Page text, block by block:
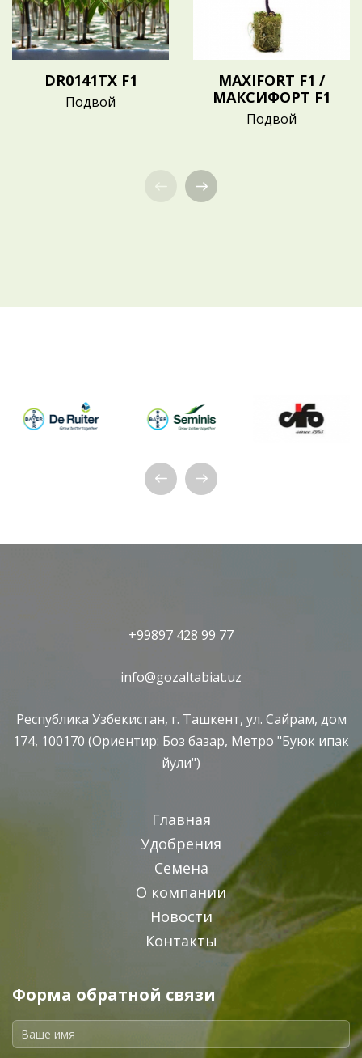
DR0141TX F1
Подвой
MAXIFORT F1 /
МАКСИФОРТ F1
Подвой
+99897 428 99 77
info@gozaltabiat.uz
Республика Узбекистан, г. Ташкент, ул. Сайрам, дом
174, 100170 (Ориентир: Боз базар, Метро "Буюк ипак
йули")
Главная
Удобрения
Семена
О компании
Новости
Контакты
Форма обратной связи